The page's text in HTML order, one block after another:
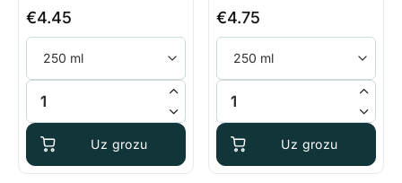
€4.45
BioBizz Bio Bloom daudzums
Uz grozu
€4.75
BioBizz Bio Up daudzums
Uz grozu